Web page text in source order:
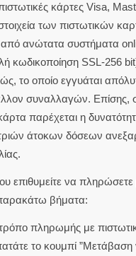
πιστωτικές κάρτες Visa,
των πιστωτικών
από ανώτατα συστήματα
κωδικοποίηση SSL-256
το οποίο εγγυάται
συναλλαγών. Επίσης,
παρέχεται η
άτοκων δόσεων
επιθυμείτε να
βήματα:
πληρωμής με
το κουμπί ”Μετάβαση